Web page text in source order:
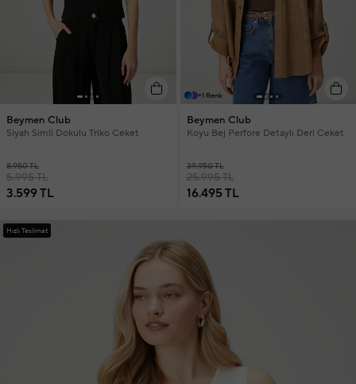
Beymen Club
Siyah Simli Dokulu Triko Ceket
8.950 TL
5.995 TL
3.599 TL
+1 Renk
Beymen Club
Koyu Bej Perfore Detaylı Deri Ceket
39.950 TL
25.995 TL
16.495 TL
Hızlı Teslimat